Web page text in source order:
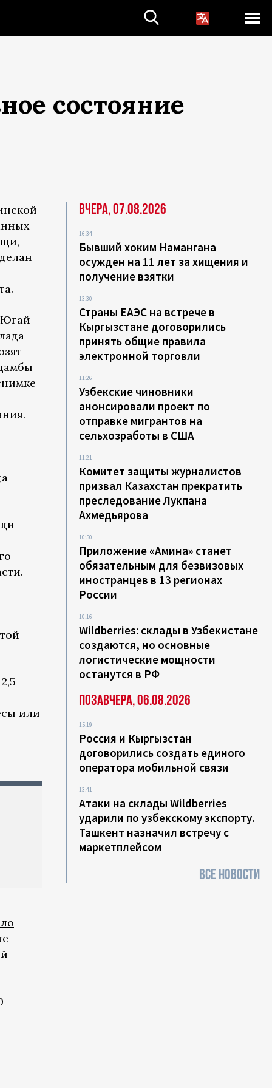
состояние
Югай
или
Вчера, 07.08.2026
16:34
Бывший хоким Намангана
осужден на 11 лет за хищения и
получение взятки
13:30
Страны ЕАЭС на встрече в
Кыргызстане договорились
принять общие правила
электронной торговли
11:26
Узбекские чиновники
анонсировали проект по
отправке мигрантов на
сельхозработы в США
11:21
Комитет защиты журналистов
призвал Казахстан прекратить
преследование Лукпана
Ахмедьярова
10:50
Приложение «Амина» станет
обязательным для безвизовых
иностранцев в 13 регионах
России
10:16
Wildberries: склады в Узбекистане
создаются, но основные
логистические мощности
останутся в РФ
Позавчера, 06.08.2026
15:19
Россия и Кыргызстан
договорились создать единого
оператора мобильной связи
13:41
Атаки на склады Wildberries
ударили по узбекскому экспорту.
Ташкент назначил встречу с
маркетплейсом
ВСЕ НОВОСТИ